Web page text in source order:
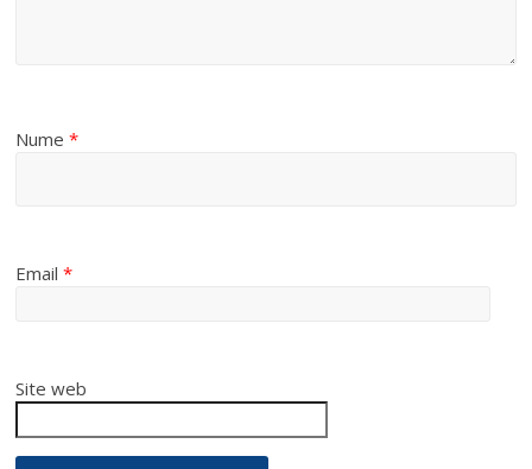
Nume*
Email*
Site web